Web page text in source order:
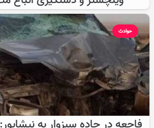
حوادث